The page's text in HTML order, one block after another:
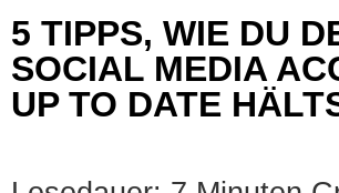
5 TIPPS, WIE DU
SOCIAL MEDIA
UP TO DATE